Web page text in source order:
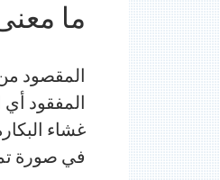
ما
المقصود
المفقود
غشاء
في صورة